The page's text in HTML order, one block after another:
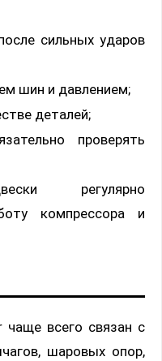
сильных ударов
шин и давлением;
деталей;
проверять
регулярно
компрессора и
чаще всего связан с
шаровых опор,